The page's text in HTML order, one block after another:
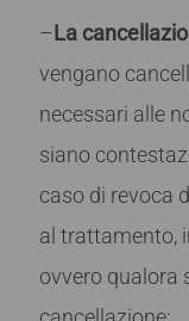
–La
vengano
necessari alle
siano
caso di revoca
al trattamento,
ovvero qualora